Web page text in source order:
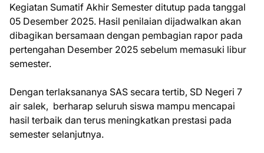
Kegiatan Sumatif Akhir Semester ditutup pada tanggal
05 Desember 2025. Hasil penilaian dijadwalkan akan
dibagikan bersamaan dengan pembagian rapor pada
pertengahan Desember 2025 sebelum memasuki libur
semester.
Dengan terlaksananya SAS secara tertib, SD Negeri 7
air salek, berharap seluruh siswa mampu mencapai
hasil terbaik dan terus meningkatkan prestasi pada
semester selanjutnya.